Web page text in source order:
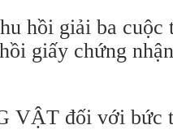
hồi giải ba cuộc
giấy chứng
VẬT đối với bức